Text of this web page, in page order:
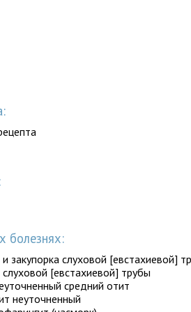
болезнях:
закупорка слуховой [евстахиевой]
[евстахиевой] трубы
средний отит
неуточненный